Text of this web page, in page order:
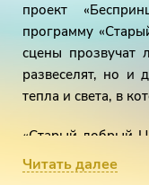
проект
программу
сцены прозвучат
развеселят, но и
тепла и света, в
«Старый добрый
был моложе, я был
Читать далее